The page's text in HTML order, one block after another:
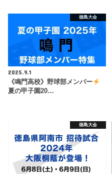
徳島大会
2025.9.1
《鳴門高校》野球部メンバー
夏の甲子園20…
徳島大会